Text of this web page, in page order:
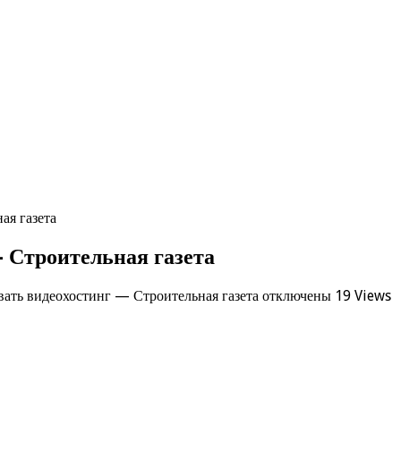
газета
газета
видеохостинг — Строительная газета отключены 19 Views